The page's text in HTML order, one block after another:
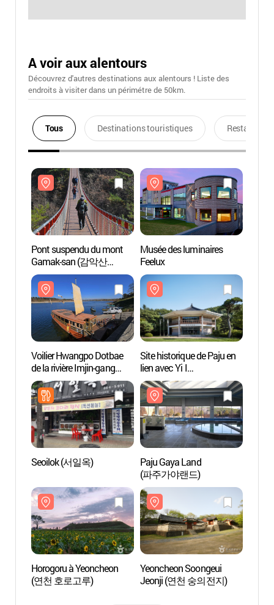
A voir aux alentours
Découvrez d'autres destinations aux alentours ! Liste des
endroits à visiter dans un périmétre de 50km.
Tous Destinations touristiques Restaurants
Pont suspendu du mont
Gamak-san (감악산
출렁다리)
Musée des luminaires
Feelux
Voilier Hwangpo Dotbae
de la rivière Imjin-gang
(임진강 황포돛배)
Site historique de Paju en
lien avec Yi I
(율곡선생유적지)
Seoilok (서일옥)
Paju Gaya Land
(파주가야랜드)
Horogoru à Yeoncheon
(연천 호로고루)
Yeoncheon Soongeui
Jeonji (연천 숭의전지)